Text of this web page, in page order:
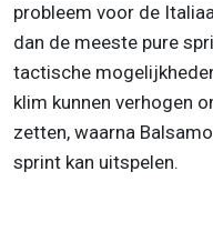
probleem voor de
dan de meeste pure
tactische
klim kunnen verhogen
zetten, waarna
sprint kan uitspelen.